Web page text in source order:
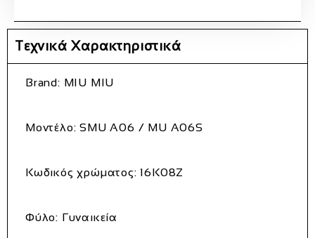
Τεχνικά Χαρακτηριστικά
Brand: MIU MIU
Μοντέλο: SMU A06 / MU A06S
Κωδικός χρώματος: 16K08Z
Φύλο: Γυναικεία